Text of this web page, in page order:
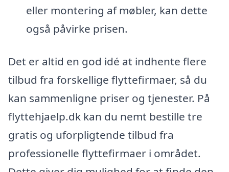
eller montering af møbler, kan dette
også påvirke prisen.
Det er altid en god idé at indhente flere
tilbud fra forskellige flyttefirmaer, så du
kan sammenligne priser og tjenester. På
flyttehjaelp.dk kan du nemt bestille tre
gratis og uforpligtende tilbud fra
professionelle flyttefirmaer i området.